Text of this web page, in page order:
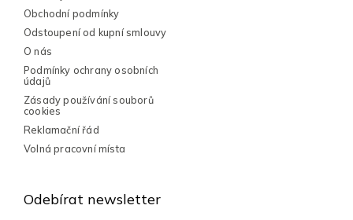
Odebírat newsletter
Obchodní podmínky
Odstoupení od kupní smlouvy
O nás
Podmínky ochrany osobních
údajů
Zásady používání souborů
cookies
Reklamační řád
Volná pracovní místa